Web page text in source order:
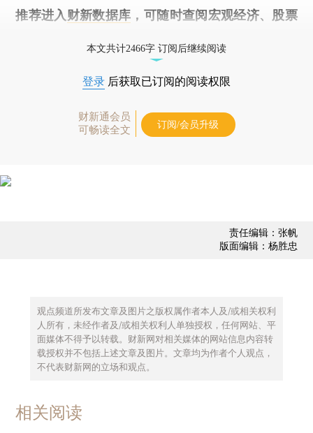
推荐进入 财新数据库 ，可随时查阅宏观经济、股票
本文共计2466字 订阅后继续阅读
登录 后获取已订阅的阅读权限
财新通会员
可畅读全文
订阅/会员升级
责任编辑：张帆
版面编辑：杨胜忠
观点频道所发布文章及图片之版权属作者本人及/或相关权利
人所有，未经作者及/或相关权利人单独授权，任何网站、平
面媒体不得予以转载。财新网对相关媒体的网站信息内容转
载授权并不包括上述文章及图片。文章均为作者个人观点，
不代表财新网的立场和观点。
相关阅读